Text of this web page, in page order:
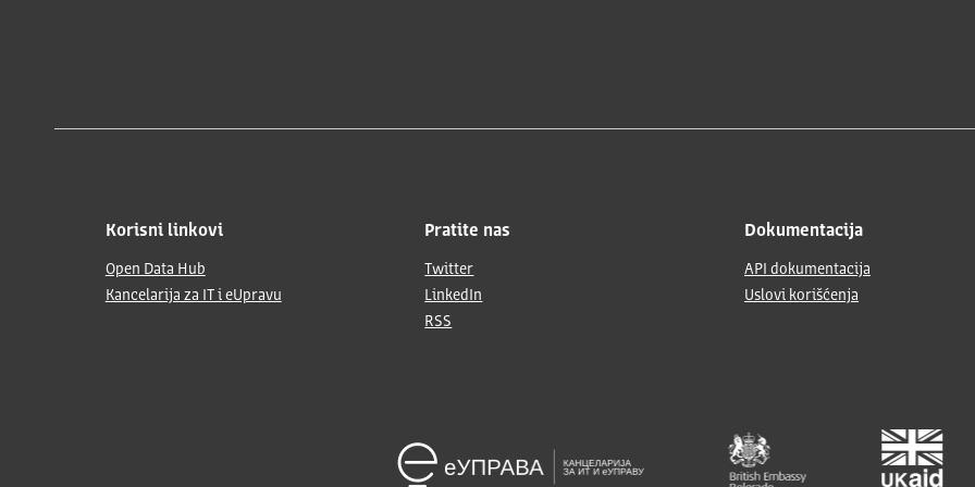
Korisni linkovi
Open Data Hub
Kancelarija za IT i eUpravu
Pratite nas
Twitter
LinkedIn
RSS
Dokumentacija
API dokumentacija
Uslovi korišćenja